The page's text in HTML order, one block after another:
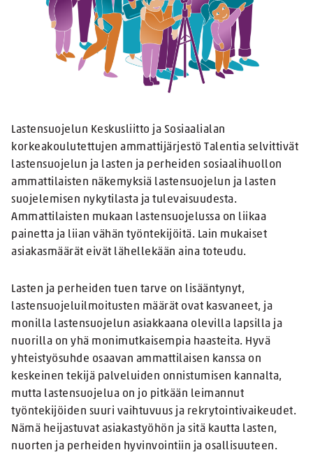
Lastensuojelun Keskusliitto ja Sosiaalialan
korkeakoulutettujen ammattijärjestö Talentia selvittivät
lastensuojelun ja lasten ja perheiden sosiaalihuollon
ammattilaisten näkemyksiä lastensuojelun ja lasten
suojelemisen nykytilasta ja tulevaisuudesta.
Ammattilaisten mukaan lastensuojelussa on liikaa
painetta ja liian vähän työntekijöitä. Lain mukaiset
asiakasmäärät eivät lähellekään aina toteudu.
Lasten ja perheiden tuen tarve on lisääntynyt,
lastensuojeluilmoitusten määrät ovat kasvaneet, ja
monilla lastensuojelun asiakkaana olevilla lapsilla ja
nuorilla on yhä monimutkaisempia haasteita. Hyvä
yhteistyösuhde osaavan ammattilaisen kanssa on
keskeinen tekijä palveluiden onnistumisen kannalta,
mutta lastensuojelua on jo pitkään leimannut
työntekijöiden suuri vaihtuvuus ja rekrytointivaikeudet.
Nämä heijastuvat asiakastyöhön ja sitä kautta lasten,
nuorten ja perheiden hyvinvointiin ja osallisuuteen.